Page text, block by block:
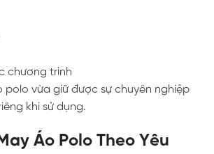
chương trình
polo vừa giữ được sự chuyên nghiệp
khi sử dụng.
Áo Polo Theo Yêu